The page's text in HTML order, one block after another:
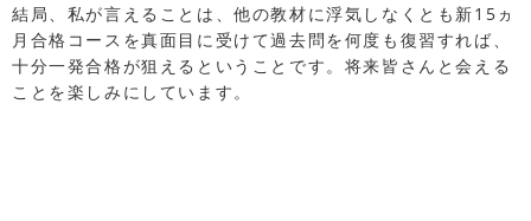
結局、私が言えることは、他の教材に浮気しなくとも新15ヵ
月合格コースを真面目に受けて過去問を何度も復習すれば、
十分一発合格が狙えるということです。将来皆さんと会える
ことを楽しみにしています。